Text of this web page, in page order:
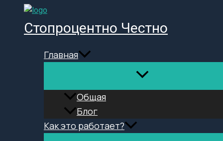
Перейти
содержимому
Стопроцентно Честно
Главная
Общая
Блог
Как это работает?